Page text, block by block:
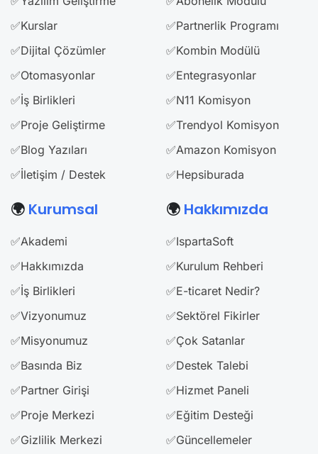
✅Kurslar
✅Dijital Çözümler
✅Otomasyonlar
✅İş Birlikleri
✅Proje Geliştirme
✅Blog Yazıları
✅İletişim / Destek
✅Partnerlik Programı
✅Kombin Modülü
✅Entegrasyonlar
✅N11 Komisyon
✅Trendyol Komisyon
✅Amazon Komisyon
✅Hepsiburada
🌍 Kurumsal
✅Akademi
✅Hakkımızda
✅İş Birlikleri
✅Vizyonumuz
✅Misyonumuz
✅Basında Biz
✅Partner Girişi
✅Proje Merkezi
✅Gizlilik Merkezi
🌍 Hakkımızda
✅IspartaSoft
✅Kurulum Rehberi
✅E-ticaret Nedir?
✅Sektörel Fikirler
✅Çok Satanlar
✅Destek Talebi
✅Hizmet Paneli
✅Eğitim Desteği
✅Güncellemeler